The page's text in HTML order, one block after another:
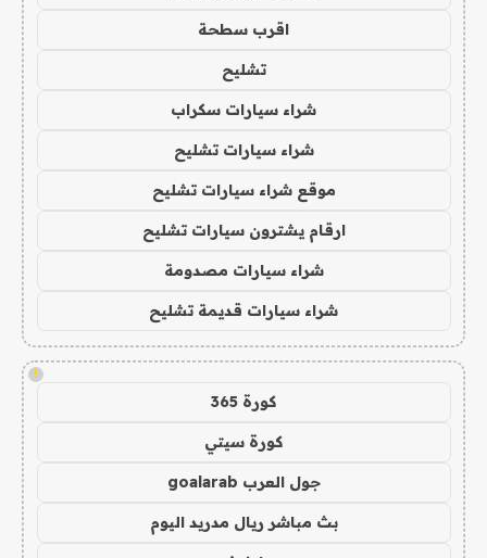
اقرب سطحة
تشليح
شراء سيارات سكراب
شراء سيارات تشليح
موقع شراء سيارات تشليح
ارقام يشترون سيارات تشليح
شراء سيارات مصدومة
شراء سيارات قديمة تشليح
!
كورة 365
كورة سيتي
جول العرب goalarab
بث مباشر ريال مدريد اليوم